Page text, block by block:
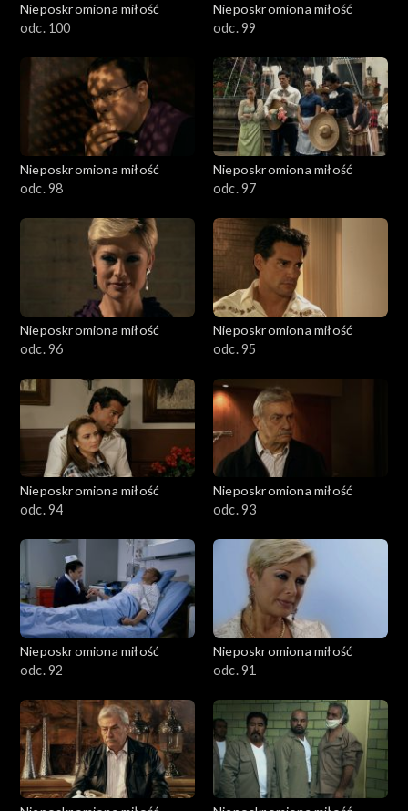
Nieposkromiona miłość
odc. 100
Nieposkromiona miłość
odc. 99
Nieposkromiona miłość
odc. 98
Nieposkromiona miłość
odc. 97
Nieposkromiona miłość
odc. 96
Nieposkromiona miłość
odc. 95
Nieposkromiona miłość
odc. 94
Nieposkromiona miłość
odc. 93
Nieposkromiona miłość
odc. 92
Nieposkromiona miłość
odc. 91